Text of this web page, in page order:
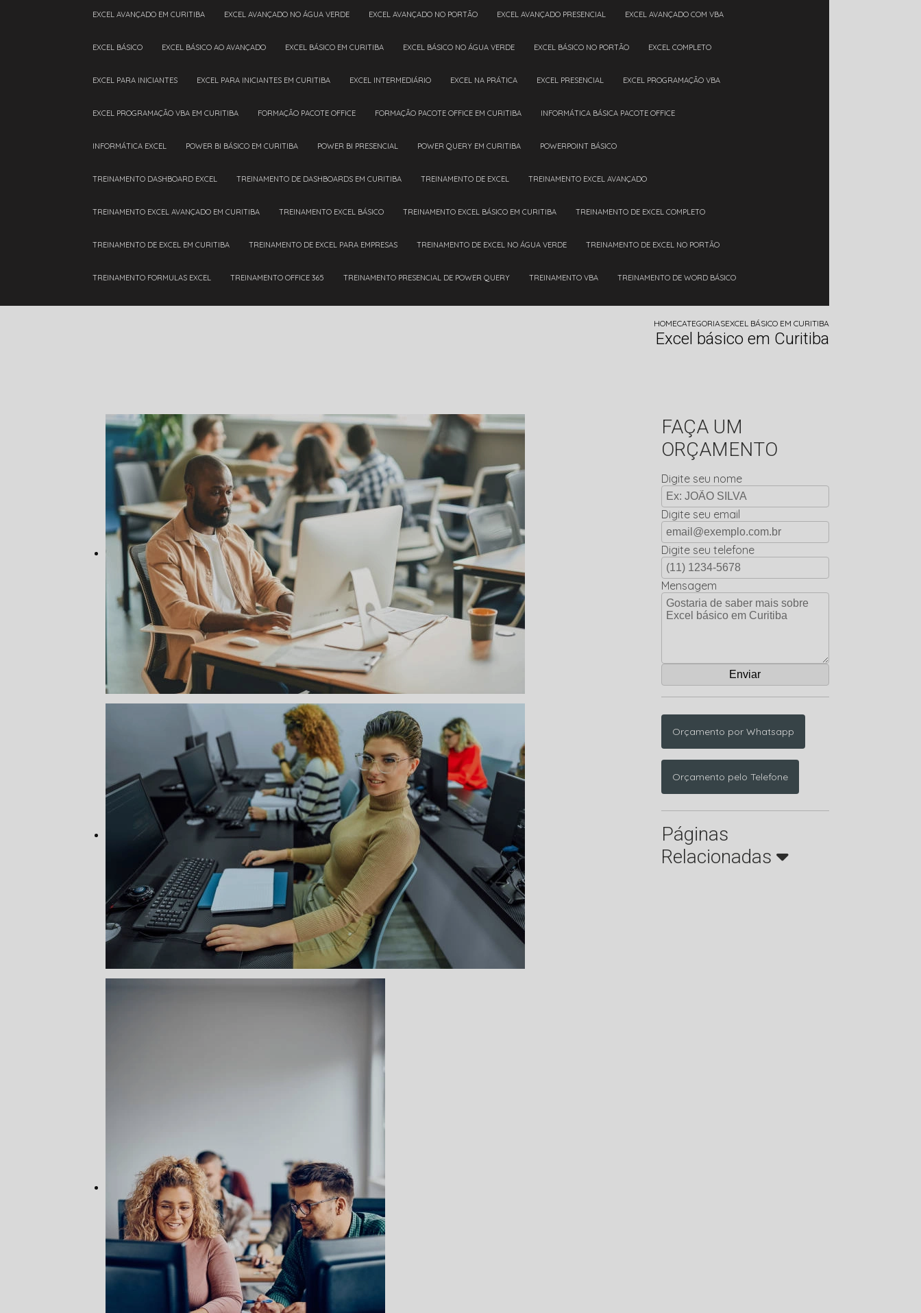
EXCEL AVANÇADO EM CURITIBA EXCEL AVANÇADO NO ÁGUA VERDE EXCEL AVANÇADO NO PORTÃO EXCEL AVANÇADO PRESENCIAL EXCEL AVANÇADO COM VBA
EXCEL BÁSICO EXCEL BÁSICO AO AVANÇADO EXCEL BÁSICO EM CURITIBA EXCEL BÁSICO NO ÁGUA VERDE EXCEL BÁSICO NO PORTÃO EXCEL COMPLETO
EXCEL PARA INICIANTES EXCEL PARA INICIANTES EM CURITIBA EXCEL INTERMEDIÁRIO EXCEL NA PRÁTICA EXCEL PRESENCIAL EXCEL PROGRAMAÇÃO VBA
EXCEL PROGRAMAÇÃO VBA EM CURITIBA FORMAÇÃO PACOTE OFFICE FORMAÇÃO PACOTE OFFICE EM CURITIBA INFORMÁTICA BÁSICA PACOTE OFFICE
INFORMÁTICA EXCEL POWER BI BÁSICO EM CURITIBA POWER BI PRESENCIAL POWER QUERY EM CURITIBA POWERPOINT BÁSICO
TREINAMENTO DASHBOARD EXCEL TREINAMENTO DE DASHBOARDS EM CURITIBA TREINAMENTO DE EXCEL TREINAMENTO EXCEL AVANÇADO
TREINAMENTO EXCEL AVANÇADO EM CURITIBA TREINAMENTO EXCEL BÁSICO TREINAMENTO EXCEL BÁSICO EM CURITIBA TREINAMENTO DE EXCEL COMPLETO
TREINAMENTO DE EXCEL EM CURITIBA TREINAMENTO DE EXCEL PARA EMPRESAS TREINAMENTO DE EXCEL NO ÁGUA VERDE TREINAMENTO DE EXCEL NO PORTÃO
TREINAMENTO FORMULAS EXCEL TREINAMENTO OFFICE 365 TREINAMENTO PRESENCIAL DE POWER QUERY TREINAMENTO VBA TREINAMENTO DE WORD BÁSICO
HOMECATEGORIASEXCEL BÁSICO EM CURITIBA
Excel básico em Curitiba
FAÇA UM
ORÇAMENTO
Digite seu nome
Digite seu email
Digite seu telefone
Mensagem
Orçamento por Whatsapp
Orçamento pelo Telefone
Páginas
Relacionadas